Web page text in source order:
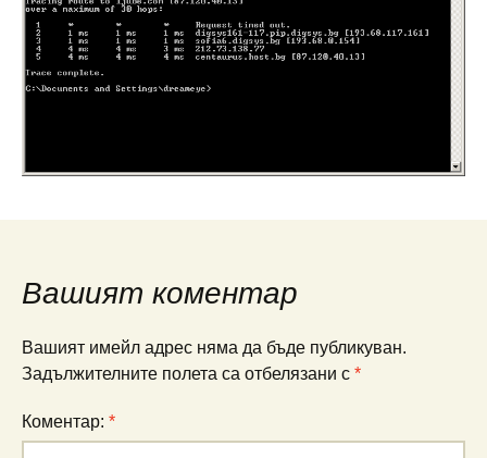
Вашият коментар
Вашият имейл адрес няма да бъде публикуван.
Задължителните полета са отбелязани с *
Коментар: *